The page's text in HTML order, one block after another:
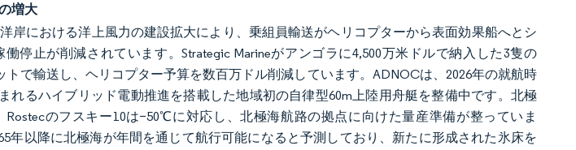
増大
岸における洋上風力の建設拡大により、乗組員輸送がヘリコプターから表面効果船へとシ
停止が削減されています。Strategic Marineがアンゴラに4,500万米ドルで納入した3隻の
トで輸送し、ヘリコプター予算を数百万ドル削減しています。ADNOCは、2026年の就航時
れるハイブリッド電動推進を搭載した地域初の自律型60m上陸用舟艇を整備中です。北極
のフスキー10は−50℃に対応し、北極海航路の拠点に向けた量産準備が整っていま
年以降に北極海が年間を通じて航行可能になると予測しており、新たに形成された氷床を